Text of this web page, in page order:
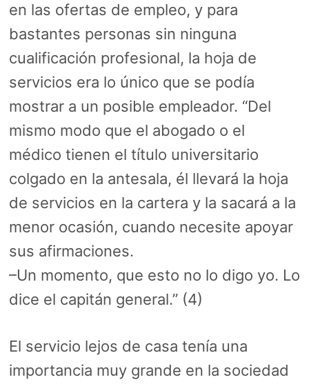
en las ofertas de empleo, y para
bastantes personas sin ninguna
cualificación profesional, la hoja de
servicios era lo único que se podía
mostrar a un posible empleador. “Del
mismo modo que el abogado o el
médico tienen el título universitario
colgado en la antesala, él llevará la hoja
de servicios en la cartera y la sacará a la
menor ocasión, cuando necesite apoyar
sus afirmaciones.
–Un momento, que esto no lo digo yo. Lo
dice el capitán general.” (4)
El servicio lejos de casa tenía una
importancia muy grande en la sociedad